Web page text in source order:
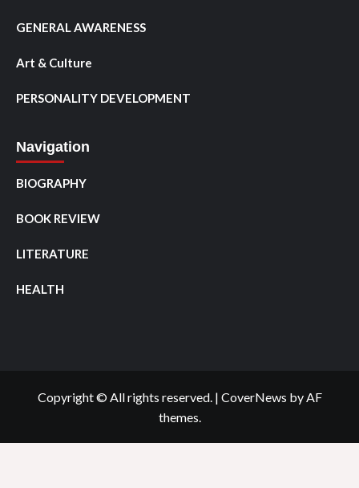
GENERAL AWARENESS
Art & Culture
PERSONALITY DEVELOPMENT
Navigation
BIOGRAPHY
BOOK REVIEW
LITERATURE
HEALTH
Copyright © All rights reserved. | CoverNews by AF
themes.